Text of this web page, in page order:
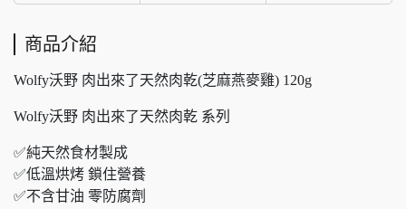
商品介紹
Wolfy沃野 肉出來了天然肉乾(芝麻燕麥雞) 120g
Wolfy沃野 肉出來了天然肉乾 系列
✅純天然食材製成
✅低溫烘烤 鎖住營養
✅不含甘油 零防腐劑